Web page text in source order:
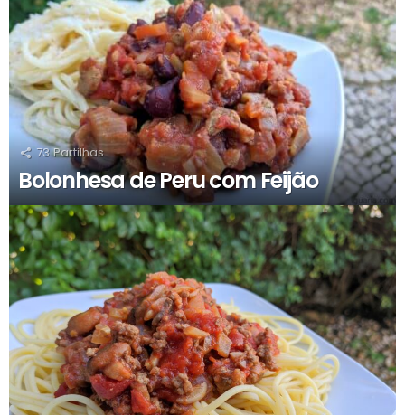
73 Partilhas
Bolonhesa de Peru com Feijão